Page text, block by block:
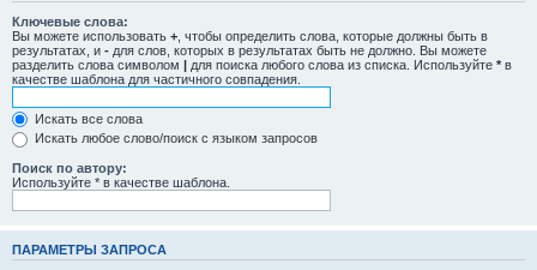
Ключевые слова:
Вы можете использовать + , чтобы определить слова, которые должны быть в
результатах, и - для слов, которых в результатах быть не должно. Вы можете
разделить слова символом | для поиска любого слова из списка. Используйте * в
качестве шаблона для частичного совпадения.
Искать все слова
Искать любое слово/поиск с языком запросов
Поиск по автору:
Используйте * в качестве шаблона.
ПАРАМЕТРЫ ЗАПРОСА